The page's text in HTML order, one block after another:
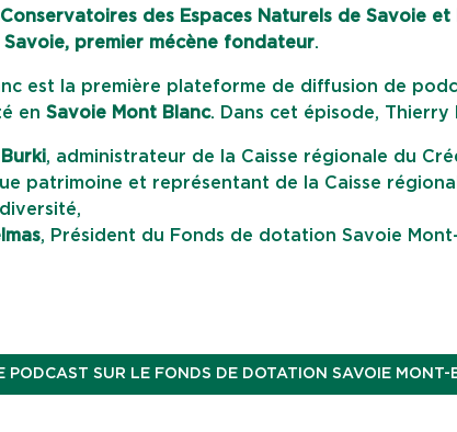
Conservatoires des Espaces Naturels de Savoie et
premier mécène fondateur.
est la première plateforme de diffusion de
en Savoie Mont Blanc. Dans cet épisode,
, administrateur de la Caisse régionale du
patrimoine et représentant de la Caisse
, Président du Fonds de dotation Savoie
PODCAST SUR LE FONDS DE DOTATION SAVOIE